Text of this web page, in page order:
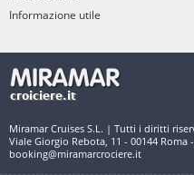
Informazione utile
Miramar Cruises S.L. | Tutti i diritti
Viale Giorgio Rebota, 11 - 00144 Roma
booking@miramarcrociere.it